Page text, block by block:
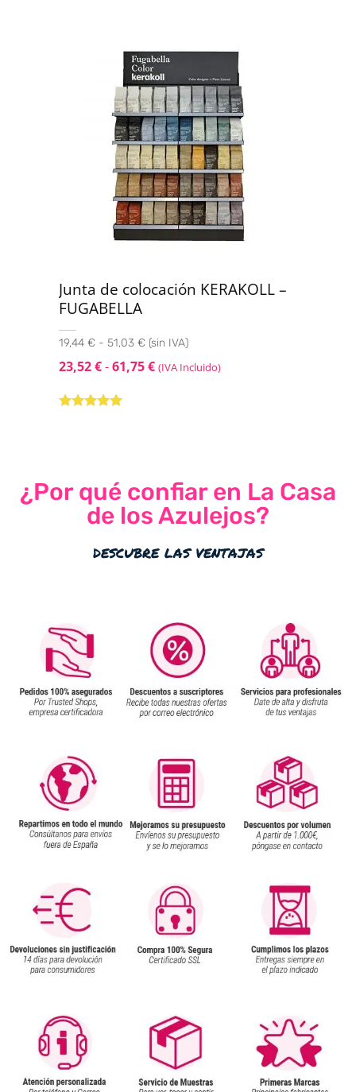
Junta de colocación KERAKOLL –
FUGABELLA
19,44 € - 51,03 € (sin IVA)
23,52€-61,75€ (IVA Incluido)
¿Por qué confiar en La Casa
de los Azulejos?
descubre las ventajas